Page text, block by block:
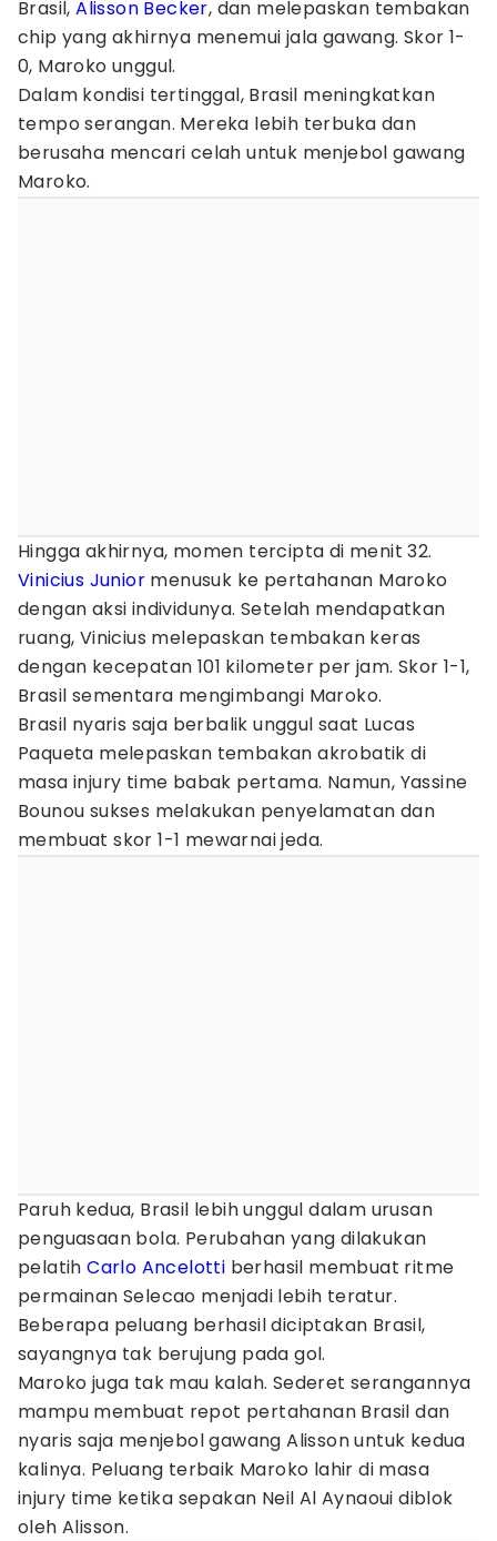
Brasil,Alisson Becker, dan melepaskan tembakan
chip yang akhirnya menemui jala gawang. Skor 1-
0, Maroko unggul.
Dalam kondisi tertinggal, Brasil meningkatkan
tempo serangan. Mereka lebih terbuka dan
berusaha mencari celah untuk menjebol gawang
Maroko.
Hingga akhirnya, momen tercipta di menit 32.
Vinicius Junior menusuk ke pertahanan Maroko
dengan aksi individunya. Setelah mendapatkan
ruang, Vinicius melepaskan tembakan keras
dengan kecepatan 101 kilometer per jam. Skor 1-1,
Brasil sementara mengimbangi Maroko.
Brasil nyaris saja berbalik unggul saat Lucas
Paqueta melepaskan tembakan akrobatik di
masa injury time babak pertama. Namun, Yassine
Bounou sukses melakukan penyelamatan dan
membuat skor 1-1 mewarnai jeda.
Paruh kedua, Brasil lebih unggul dalam urusan
penguasaan bola. Perubahan yang dilakukan
pelatihCarlo Ancelotti berhasil membuat ritme
permainan Selecao menjadi lebih teratur.
Beberapa peluang berhasil diciptakan Brasil,
sayangnya tak berujung pada gol.
Maroko juga tak mau kalah. Sederet serangannya
mampu membuat repot pertahanan Brasil dan
nyaris saja menjebol gawang Alisson untuk kedua
kalinya. Peluang terbaik Maroko lahir di masa
injury time ketika sepakan Neil Al Aynaoui diblok
oleh Alisson.